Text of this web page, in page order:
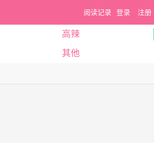
阅读记录 登录 注册
高辣
其他